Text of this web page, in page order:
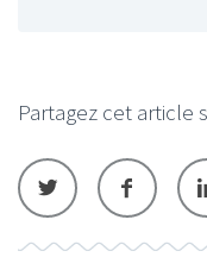
Partagez cet article